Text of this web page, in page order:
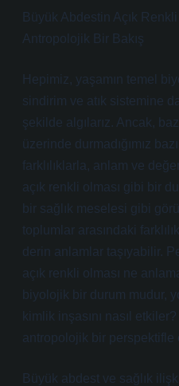
Büyük Abdestin Açık
Antropolojik Bir Bakış
Hepimiz, yaşamın temel
sindirim ve atık sistemine
şekilde algılarız. Ancak,
üzerinde durmadığımız
farklılıklarla, anlam ve
açık renkli olması gibi bir
bir sağlık meselesi gibi
toplumlar arasındaki
derin anlamlar taşıyabilir.
açık renkli olması ne
biyolojik bir durum mudur,
kimlik inşasını nasıl
antropolojik bir perspektifle
Büyük abdest ve sağlık